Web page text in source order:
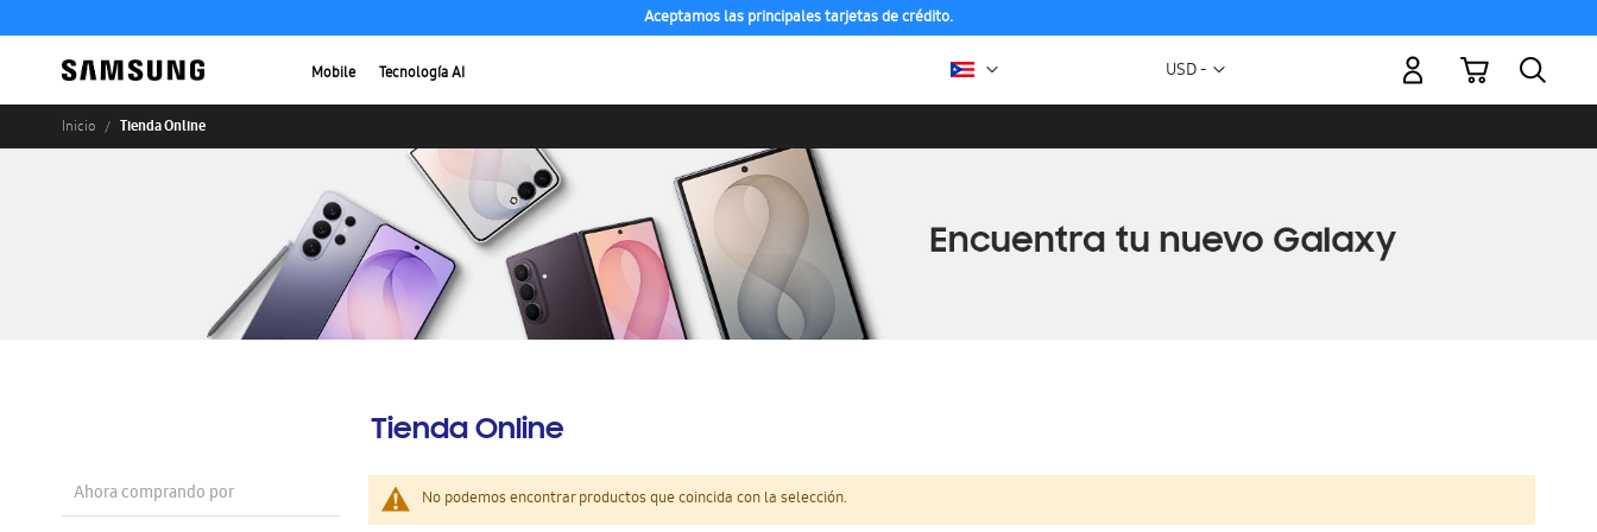
Aceptamos las principales tarjetas de crédito.
Mobile Tecnología AI Moneda
USD -
Mi carrito
Inicio Tienda Online
Tienda Online
No podemos encontrar productos que coincida con la selección.
Ahora comprando por